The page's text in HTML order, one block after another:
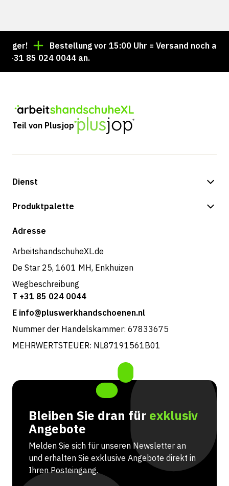
Bestellung vor 15:00 Uhr = Versand noch am
85 024 0044 an.
Teil von Plusjop
Dienst
Zahlungsmöglichkeiten
Rücksendungen und Service
Produktpalette
Shop
Adresse
ArbeitshandschuheXL.de
De Star 25, 1601 MH, Enkhuizen
Wegbeschreibung
T +31 85 024 0044
E info@pluswerkhandschoenen.nl
Nummer der Handelskammer: 67833675
MEHRWERTSTEUER: NL87191561B01
Bleiben Sie dran für exklusiv
Angebote
Melden Sie sich für unseren Newsletter an
und erhalten Sie exklusive Angebote direkt in
Ihren Posteingang.